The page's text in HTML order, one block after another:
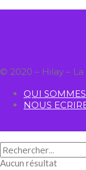
© 2020 – Hilay –
QUI
NOUS
Aucun résultat